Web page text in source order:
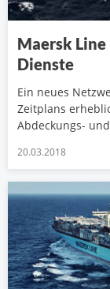
Maersk
Dienste
Ein neues
Zeitplans
Abdeckungs-
20.03.2018